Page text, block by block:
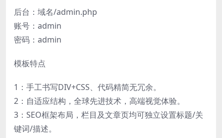
后台：域名/admin.php
账号：admin
密码：admin
模板特点
1：手工书写DIV+CSS、代码精简无冗余。
2：自适应结构，全球先进技术，高端视觉体验。
3：SEO框架布局，栏目及文章页均可独立设置标题/关
键词/描述。